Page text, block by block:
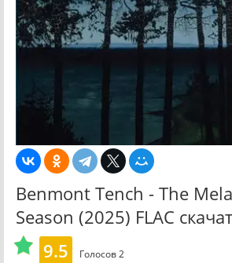
Benmont Tench - The
Season (2025) FLAC
9.5
Голосов2